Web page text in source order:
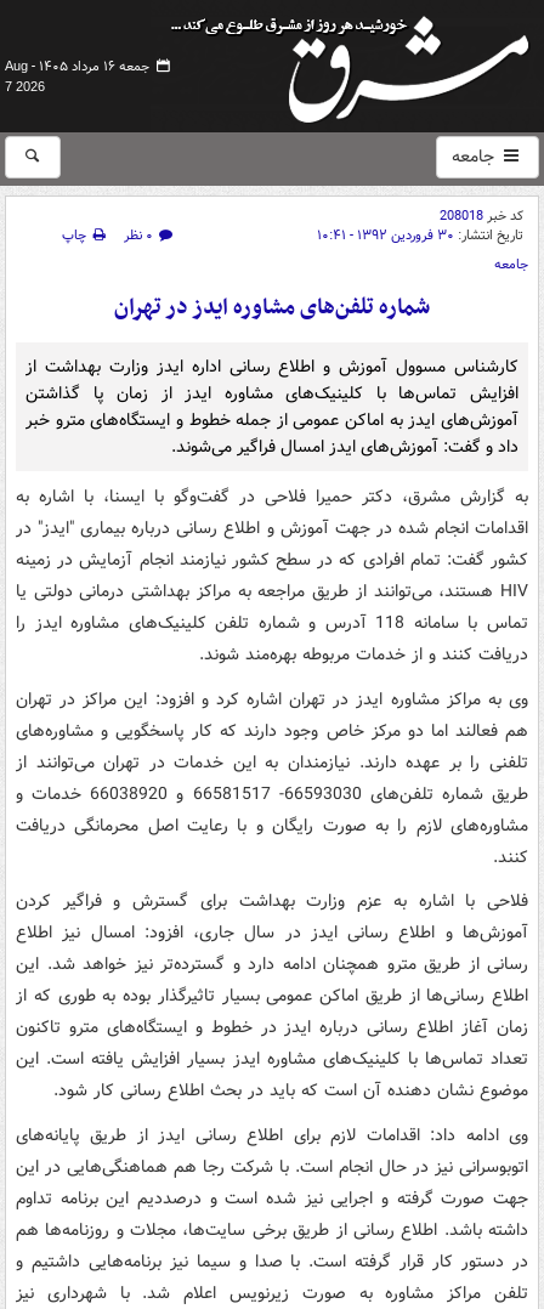
جمعه ۱۶ مرداد ۱۴۰۵ -
Aug
7 2026
جامعه
کد خبر208018
تاریخ انتشار: ۳۰ فروردین ۱۳۹۲ - ۱۰:۴۱ ۰ نظر
چاپ
جامعه
شماره تلفن‌های مشاوره ایدز در تهران
کارشناس مسوول آموزش و اطلاع رسانی اداره ایدز وزارت بهداشت از
افزایش تماس‌ها با کلینیک‌های مشاوره ایدز از زمان پا گذاشتن
آموزش‌های ایدز به اماکن عمومی از جمله خطوط و ایستگاه‌های مترو خبر
داد و گفت: آموزش‌های ایدز امسال فراگیر می‌شوند.
به گزارش مشرق، دکتر حمیرا فلاحی در گفت‌وگو با ایسنا، با اشاره به
اقدامات انجام شده در جهت آموزش و اطلاع رسانی درباره بیماری "ایدز" در
کشور گفت: تمام افرادی که در سطح کشور نیازمند انجام آزمایش در زمینه
HIV هستند، می‌توانند از طریق مراجعه به مراکز بهداشتی درمانی دولتی یا
تماس با سامانه 118 آدرس و شماره تلفن کلینیک‌های مشاوره ایدز را
دریافت کنند و از خدمات مربوطه بهره‌مند شوند.
وی به مراکز مشاوره ایدز در تهران اشاره کرد و افزود: این مراکز در تهران
هم فعالند اما دو مرکز خاص وجود دارند که کار پاسخگویی و مشاوره‌های
تلفنی را بر عهده دارند. نیازمندان به این خدمات در تهران می‌توانند از
طریق شماره تلفن‌های 66593030- 66581517 و 66038920 خدمات و
مشاوره‌های لازم را به صورت رایگان و با رعایت اصل محرمانگی دریافت
کنند.
فلاحی با اشاره به عزم وزارت بهداشت برای گسترش و فراگیر کردن
آموزش‌ها و اطلاع رسانی ایدز در سال جاری، افزود: امسال نیز اطلاع
رسانی از طریق مترو همچنان ادامه دارد و گسترده‌تر نیز خواهد شد. این
اطلاع رسانی‌ها از طریق اماکن عمومی بسیار تاثیرگذار بوده به طوری که از
زمان آغاز اطلاع رسانی درباره ایدز در خطوط و ایستگاه‌های مترو تاکنون
تعداد تماس‌ها با کلینیک‌های مشاوره ایدز بسیار افزایش یافته است. این
موضوع نشان دهنده آن است که باید در بحث اطلاع رسانی کار شود.
وی ادامه داد: اقدامات لازم برای اطلاع رسانی ایدز از طریق پایانه‌های
اتوبوسرانی نیز در حال انجام است. با شرکت رجا هم هماهنگی‌هایی در این
جهت صورت گرفته و اجرایی نیز شده است و درصددیم این برنامه تداوم
داشته باشد. اطلاع رسانی از طریق برخی سایت‌ها، مجلات و روزنامه‌ها هم
در دستور کار قرار گرفته است. با صدا و سیما نیز برنامه‌هایی داشتیم و
تلفن مراکز مشاوره به صورت زیرنویس اعلام شد. با شهرداری نیز